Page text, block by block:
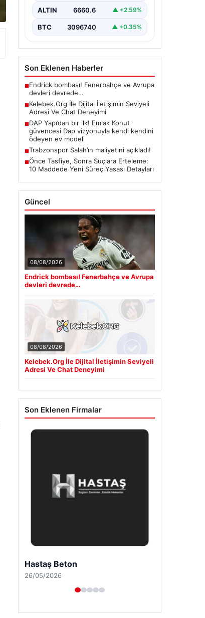
barındırmaktadır. Halen birçok…
ALTIN 6660.6 ▲ +2.59%
BTC 3096740 ▲ +0.35%
Son Eklenen Haberler
■Endrick bombası! Fenerbahçe ve Avrupa
devleri devrede…
■Kelebek.Org İle Dijital İletişimin Seviyeli
Adresi Ve Chat Deneyimi
■DAP Yapı’dan bir ilk! Emlak Konut
güvencesi Dap vizyonuyla kendi kendini
ödeyen ev modeli
■Trabzonspor Salah’ın maliyetini açıkladı!
■Önce Tasfiye, Sonra Suçlara Erteleme:
10 Maddede Yeni Süreç Yasası Detayları
Güncel
08/08/2026
Endrick bombası! Fenerbahçe ve Avrupa
devleri devrede…
08/08/2026
Kelebek.Org İle Dijital İletişimin Seviyeli
Adresi Ve Chat Deneyimi
Son Eklenen Firmalar
Enes Kaplan Avukatlık Bürosu
28/04/2026